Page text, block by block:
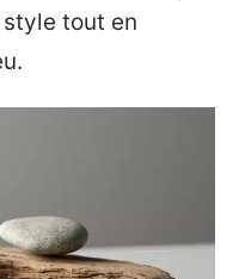
tout en